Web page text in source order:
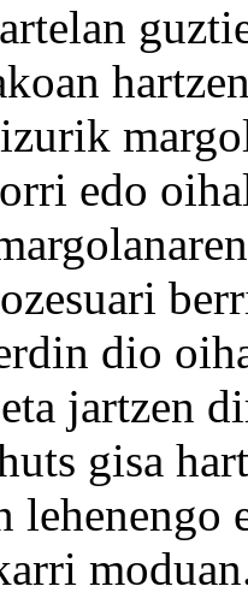
edo
dio
jartzen
gisa
lehenengo